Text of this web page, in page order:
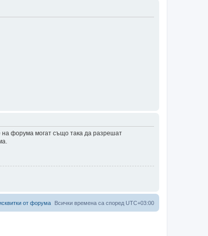
на форума могат също така да разрешат
Всички времена са според UTC+03:00
от форума